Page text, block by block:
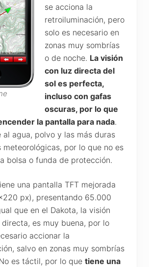
se acciona la
retroiluminación, pero
solo es necesario en
zonas muy sombrías
o de noche. La visión
con luz directa del
sol es perfecta,
incluso con gafas
oscuras, por lo que
la pantalla para nada.
al agua, polvo y las más duras
meteorológicas, por lo que no es
bolsa o funda de protección.
una pantalla TFT mejorada
px), presentando 65.000
que en el Dakota, la visión
es muy buena, por lo
accionar la
salvo en zonas muy sombrías
es táctil, por lo que tiene una